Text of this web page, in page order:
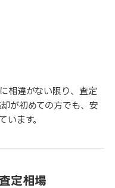
相違がない限り、査定
が初めての方でも、安
います。
定相場